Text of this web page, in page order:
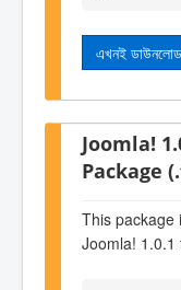
এখনই
Joomla!
Package
This package
Joomla! 1.0.1